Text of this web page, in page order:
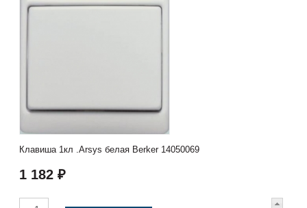
Клавиша 1кл .Arsys белая Berker 14050069
1 182 ₽